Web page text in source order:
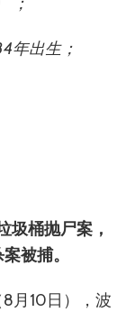
年出生；
圾桶抛尸案，
被捕。
月10日），波